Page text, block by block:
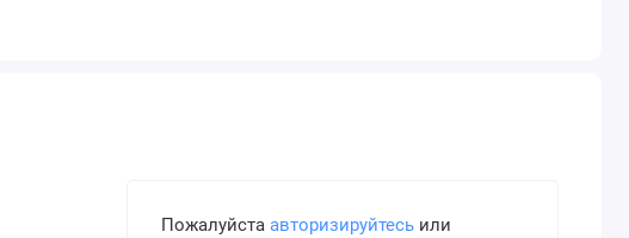
Пожалуйста авторизируйтесьили